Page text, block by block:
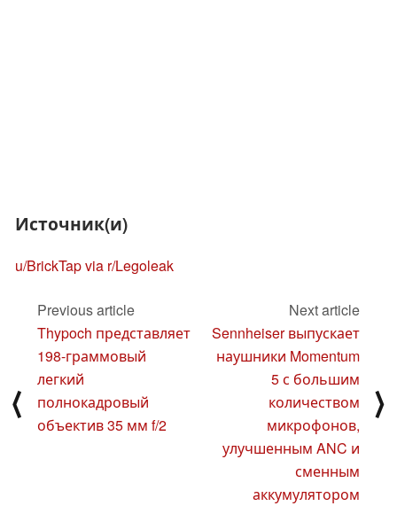
Источник(и)
u/BrickTap via r/Legoleak
⟨
Previous article
Thypoch представляет
198-граммовый
легкий
полнокадровый
объектив 35 мм f/2
Next article
Sennheiser выпускает
наушники Momentum
5 с большим
количеством
микрофонов,
улучшенным ANC и
сменным
аккумулятором
⟩